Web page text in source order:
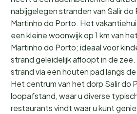
nabijgelegen stranden van Salir do
Martinho do Porto. Het
een kleine woonwijk op 1 km van
Martinho do Porto; ideaal voor
strand geleidelijk afloopt in de
strand via een houten pad langs de
Het centrum van het dorp Salir do
loopafstand, waar u diverse
restaurants vindt waar u kunt